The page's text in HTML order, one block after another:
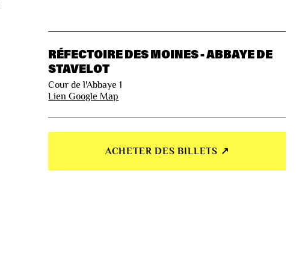
RÉFECTOIRE DES MOINES - ABBAYE DE
STAVELOT
Cour de l'Abbaye 1
Lien Google Map
ACHETER DES BILLETS ↗︎